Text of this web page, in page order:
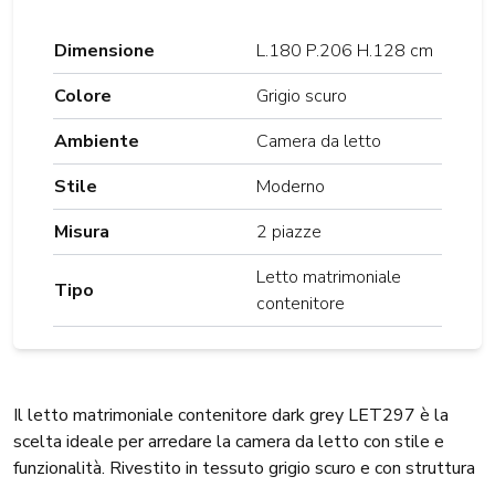
Dimensione
L.180 P.206 H.128 cm
Colore
Grigio scuro
Ambiente
Camera da letto
Stile
Moderno
Misura
2 piazze
Tipo
Letto matrimoniale
contenitore
Il letto matrimoniale contenitore dark grey LET297 è la
scelta ideale per arredare la camera da letto con stile e
funzionalità. Rivestito in tessuto grigio scuro e con struttura